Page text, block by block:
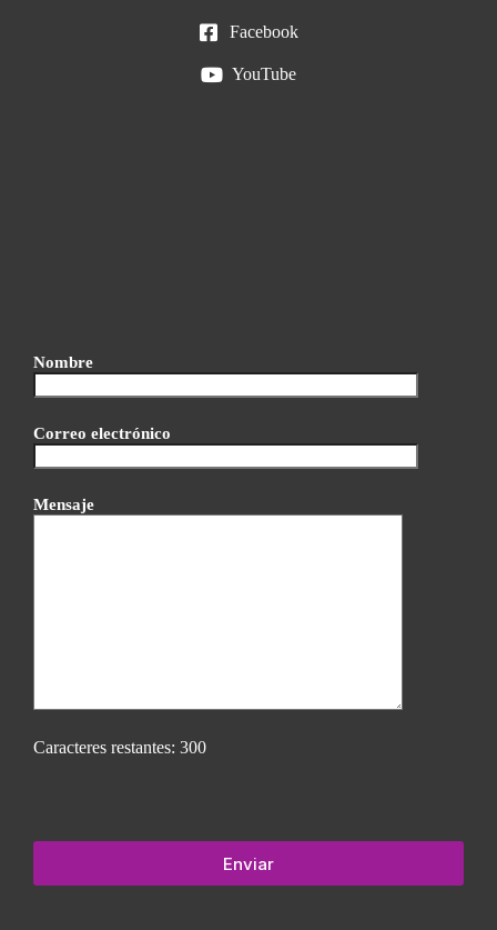
Facebook
YouTube
Nombre
Correo electrónico
Mensaje
Caracteres restantes: 300